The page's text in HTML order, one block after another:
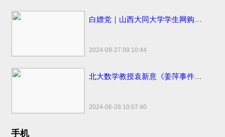
白嫖党｜山西大同大学学生网购申请“仅退款”被拒骂客服一小时
2024-09-27 09:10:44
北大数学教授袁新意《姜萍事件的疑点分析》点评姜萍板书 阿里巴巴竞赛受质疑
2024-06-28 10:07:40
手机